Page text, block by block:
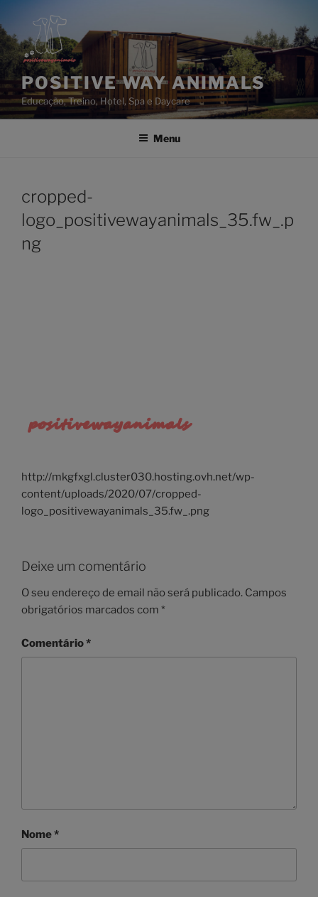
para
o
conteúdo
POSITIVE WAY ANIMALS
Educação, Treino, Hotel, Spa e Daycare
Menu
cropped-
logo_positivewayanimals_35.fw_.p
ng
http://mkgfxgl.cluster030.hosting.ovh.net/wp-
content/uploads/2020/07/cropped-
logo_positivewayanimals_35.fw_.png
Deixe um comentário
O seu endereço de email não será publicado. Campos
obrigatórios marcados com *
Comentário*
Nome*